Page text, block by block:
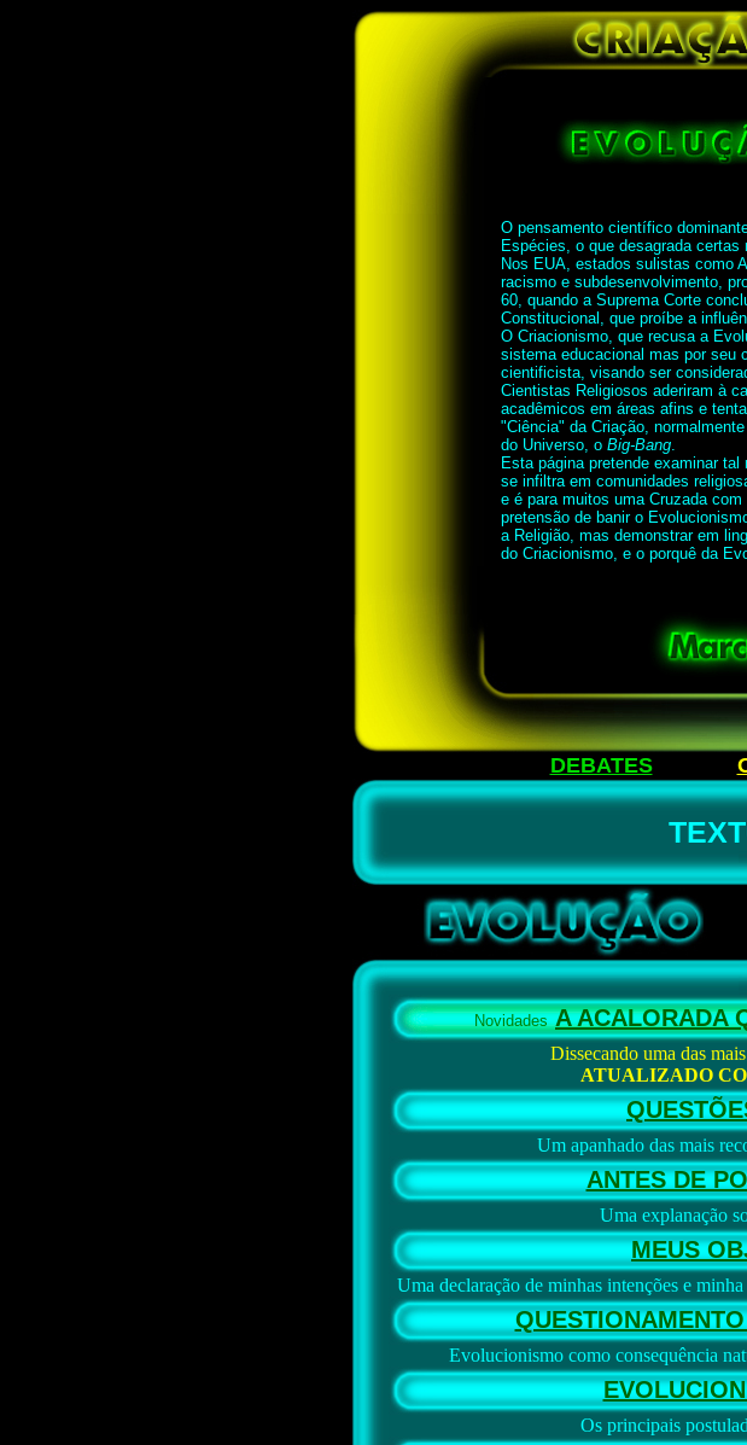
O pensamento científico
Espécies, o que desagrada
Nos EUA, estados sulistas como
racismo e subdesenvolvimento,
60, quando a Suprema Corte
Constitucional, que proíbe a
O Criacionismo, que recusa a
sistema educacional mas por seu
cientificista, visando ser
Cientistas Religiosos aderiram à
acadêmicos em áreas afins e
"Ciência" da Criação,
do Universo, o Big-Bang.
Esta página pretende examinar
se infiltra em comunidades
e é para muitos uma Cruzada
pretensão de banir o
a Religião, mas demonstrar em
do Criacionismo, e o porquê da
DEBATES
Novidades A ACALORADA
Dissecando uma das
ATUALIZADO
Um apanhado das mais
ANTES DE
Uma explanação
MEUS
Uma declaração de minhas intenções e
Evolucionismo como consequência
Os principais